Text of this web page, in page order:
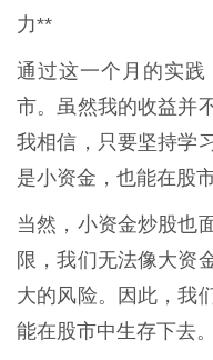
力**
通过这一个月的实
市。虽然我的收益并
我相信，只要坚持学
是小资金，也能在股
当然，小资金炒股也
限，我们无法像大资
大的风险。因此，我
能在股市中生存下去。